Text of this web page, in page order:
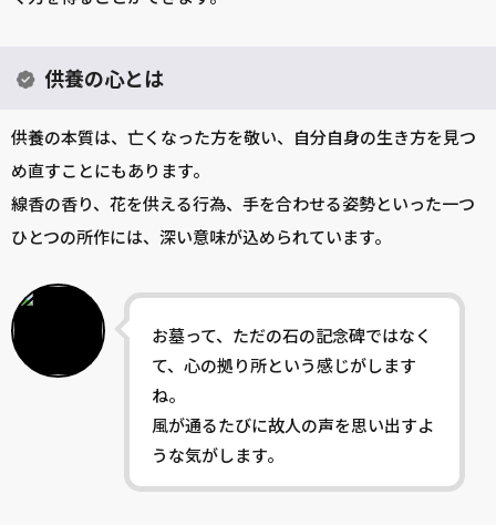
供養の心とは
供養の本質は、亡くなった方を敬い、自分自身の生き方を見つ
め直すことにもあります。
線香の香り、花を供える行為、手を合わせる姿勢といった一つ
ひとつの所作には、深い意味が込められています。
お墓って、ただの石の記念碑ではなく
て、心の拠り所という感じがします
ね。
風が通るたびに故人の声を思い出すよ
うな気がします。